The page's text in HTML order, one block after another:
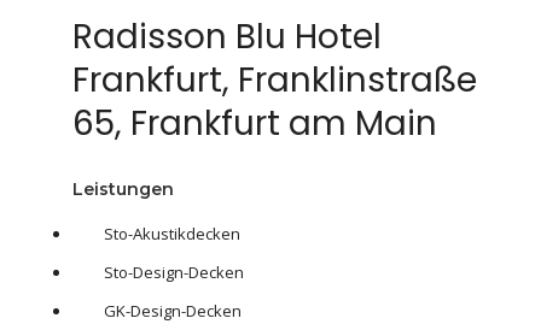
Radisson Blu Hotel
Frankfurt, Franklinstraße
65, Frankfurt am Main
Leistungen
Sto-Akustikdecken
Sto-Design-Decken
GK-Design-Decken